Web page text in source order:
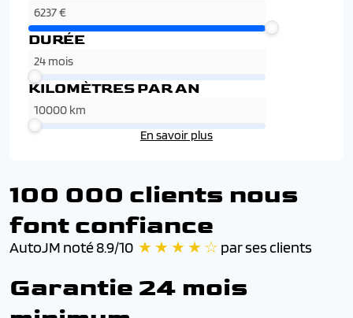
DURÉE
KILOMÈTRES PAR AN
En savoir plus
100 000 clients nous
font confiance
AutoJM noté 8.9/10 ★ ★ ★ ★ ☆ par ses clients
Garantie 24 mois